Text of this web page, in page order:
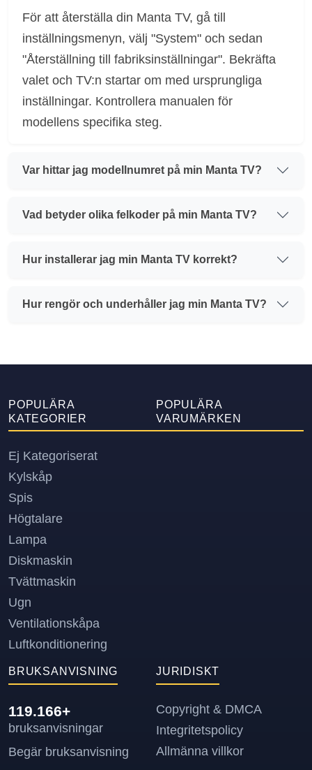
För att återställa din Manta TV, gå till
inställningsmenyn, välj "System" och sedan
"Återställning till fabriksinställningar". Bekräfta
valet och TV:n startar om med ursprungliga
inställningar. Kontrollera manualen för
modellens specifika steg.
Var hittar jag modellnumret på min Manta TV?
Vad betyder olika felkoder på min Manta TV?
Hur installerar jag min Manta TV korrekt?
Hur rengör och underhåller jag min Manta TV?
POPULÄRA
KATEGORIER
Ej Kategoriserat
Kylskåp
Spis
Högtalare
Lampa
Diskmaskin
Tvättmaskin
Ugn
Ventilationskåpa
Luftkonditionering
POPULÄRA
VARUMÄRKEN
BRUKSANVISNING
119.166+
bruksanvisningar
Begär bruksanvisning
JURIDISKT
Copyright & DMCA
Integritetspolicy
Allmänna villkor